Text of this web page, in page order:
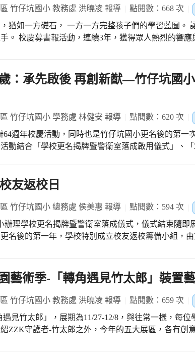
語言鷹架分享到評量，讓老師們實際體驗圖像式鷹
課程及資源，能藉由大家的教學，不斷的傳遞下去
更多事。(竹仔坑國小)
202312020199.aspx 自由即時／校名不雅！台中大里
Taichung/breakingnews/4508403 三立新聞／諧音不雅！台
改名 新校門今揭牌啟用 https://www.setn.com/m/
news_ii.html?ID=21007 市政新聞／融
子社區認同 大里區竹仔坑國小更名揭牌啟用
台中日報／融合在地特色、提高學子社區認
名揭牌啟用 http://www.tc-news.com.tw/news/437931 華視新
local/202312/202312022259033.html 東森新聞／諧音不雅！
新校門今揭牌啟用 https://news.ebc.net.tw/news/living/
牌暨警衛室落成啟用典禮影片
竹仔坑國小 教務處 洪曉凌 報導 點閱數：668 次
猶如一方礎石， 一方一方完整孩子們的學習藍圖。
應與支持，
逐夢想、學習格列佛同理他人、隨著唐僧師徒勇闖地
及社區好朋友們共襄盛舉，今年的募書
15萬目標，學校將利用募書經費充實「品書房」藏書
、交換方式，累積孩子的閱讀量。每位朋友的暖心捐
中，讓竹仔坑國小的孩子有機會接觸到一本本好書
生的魔法。(竹仔坑國小)
：承先啟後 再創新猷—竹仔坑國
竹仔坑國小 學務處 林健安 報導 點閱數：620 次
64週年校慶活動，同時也是竹仔坑國小更名後的第一
動結合「學校更名揭牌暨警衛室落成啟用儀式」、
副秘書長、教育局王淑懿副局長以及各界嘉賓及全校
活力與熱情，而趣味競賽更提供孩子、家長、教職
繫感情的機會！最後的校慶市集除了各班的童玩體驗
旅、臺中市政府消防局第三大隊仁化消防分隊以及臺
友返校日
竹仔坑國小 總務處 侯美惠 報導 點閱數：594 次
辦理學校更名揭牌暨警衛室落成儀式，儀式結束隨即
名後的第一年，學校特別成立校友返校籌備小組，
聚聚餐、聊聊天，分享彼此的生活，共同回憶小學時
見證學校的改變，由「竹仔坑」國小承接「健民」
竹仔坑國小）
藝術季-「轉角遇見竹太郎」裝置
竹仔坑國小 教務處 洪曉凌 報導 點閱數：659 次
遇見竹太郎」，展期為11/27-12/8，與往常一樣，每位
ZZK守護者-竹太郎之外，今年的五大展區，各有創